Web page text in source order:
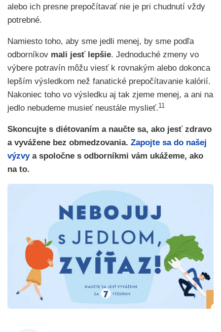
alebo ich presne prepočítavať nie je pri chudnutí vždy
potrebné.
Namiesto toho, aby sme jedli menej, by sme podľa
odborníkov mali jesť lepšie. Jednoduché zmeny vo
výbere potravín môžu viesť k rovnakým alebo dokonca
lepším výsledkom než fanatické prepočítavanie kalórií.
Nakoniec toho vo výsledku aj tak zjeme menej, a ani na
jedlo nebudeme musieť neustále myslieť.11
Skoncujte s diétovaním a naučte sa, ako jesť zdravo
a vyvážene bez obmedzovania. Zapojte sa do našej
výzvya spoločne s odborníkmi vám ukážeme, ako
na to.